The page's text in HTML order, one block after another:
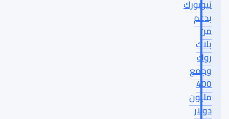
نيويورك
بدعم
من
بلاك
روك
وجمع
400
مليون
دولار